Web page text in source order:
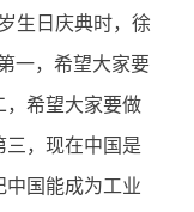
生日庆典时，徐
一，希望大家要
，希望大家要做
三，现在中国是
中国能成为工业